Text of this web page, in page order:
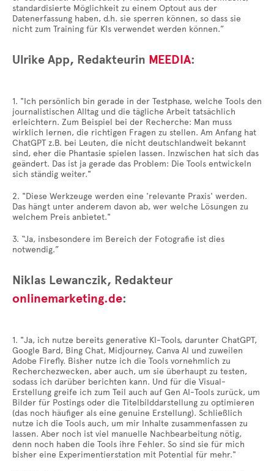
standardisierte Möglichkeit zu einem Optout aus der
Datenerfassung haben, d.h. sie sperren können, so dass sie
nicht zum Training für KIs verwendet werden können.”
Ulrike App, Redakteurin MEEDIA:
1. "Ich persönlich bin gerade in der Testphase, welche Tools den
journalistischen Alltag und die tägliche Arbeit tatsächlich
erleichtern. Zum Beispiel bei der Recherche: Man muss
wirklich lernen, die richtigen Fragen zu stellen. Am Anfang hat
ChatGPT z.B. bei Leuten, die nicht deutschlandweit bekannt
sind, eher die Phantasie spielen lassen. Inzwischen hat sich das
geändert. Das ist ja gerade das Problem: Die Tools entwickeln
sich ständig weiter."
2. "Diese Werkzeuge werden eine 'relevante Praxis' werden.
Das hängt unter anderem davon ab, wer welche Lösungen zu
welchem Preis anbietet."
3. “Ja, insbesondere im Bereich der Fotografie ist dies
notwendig.”
Niklas Lewanczik, Redakteur
onlinemarketing.de:
1. "Ja, ich nutze bereits generative KI-Tools, darunter ChatGPT,
Google Bard, Bing Chat, Midjourney, Canva AI und zuweilen
Adobe Firefly. Bisher nutze ich die Tools vornehmlich zu
Recherchezwecken, aber auch, um sie überhaupt zu testen,
sodass ich darüber berichten kann. Und für die Visual-
Erstellung greife ich zum Teil auch auf Gen AI-Tools zurück, um
Bilder für Postings oder die Titelbilddarstellung zu optimieren
(das noch häufiger als eine genuine Erstellung). Schließlich
nutze ich die Tools auch, um mir Inhalte zusammenfassen zu
lassen. Aber noch ist viel manuelle Nachbearbeitung nötig,
denn noch haben die Tools ihre Fehler. So sind sie für mich
bisher eine Experimentierstation mit Potential für mehr."